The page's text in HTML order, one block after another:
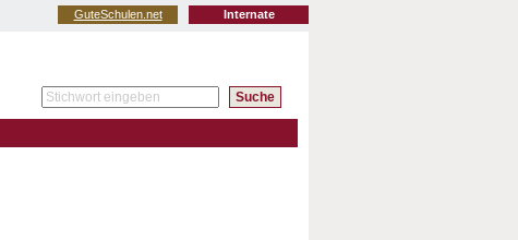
Internate
GuteSchulen.net